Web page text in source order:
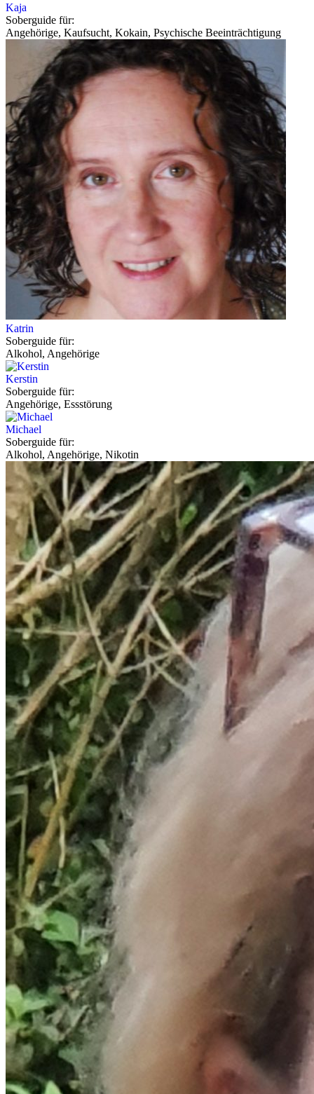
Kaja
Soberguide für:
Angehörige, Kaufsucht, Kokain, Psychische Beeinträchtigung
Katrin
Soberguide für:
Alkohol, Angehörige
Kerstin
Soberguide für:
Angehörige, Essstörung
Michael
Soberguide für:
Alkohol, Angehörige, Nikotin